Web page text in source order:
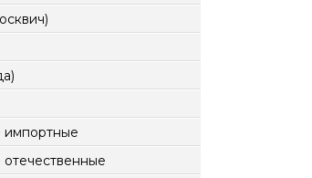
импортные
отечественные